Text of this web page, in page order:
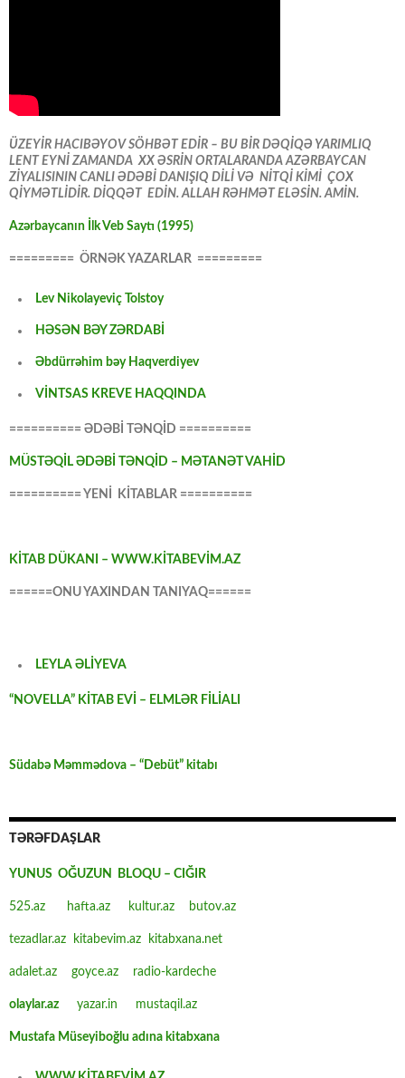
ÜZEYİR HACIBƏYOV SÖHBƏT EDİR – BU BİR DƏQİQƏ YARIMLIQ
LENT EYNİ ZAMANDA XX ƏSRİN ORTALARANDA AZƏRBAYCAN
ZİYALISININ CANLI ƏDƏBİ DANIŞIQ DİLİ VƏ NİTQİ KİMİ ÇOX
QİYMƏTLİDİR. DİQQƏT EDİN. ALLAH RƏHMƏT ELƏSİN. AMİN.
Azərbaycanın İlk Veb Saytı (1995)
========= ÖRNƏK YAZARLAR =========
Lev Nikolayeviç Tolstoy
HƏSƏN BƏY ZƏRDABİ
Əbdürrəhim bəy Haqverdiyev
VİNTSAS KREVE HAQQINDA
========== ƏDƏBİ TƏNQİD ==========
MÜSTƏQİL ƏDƏBİ TƏNQİD – MƏTANƏT VAHİD
========== YENİ KİTABLAR ==========
KİTAB DÜKANI – WWW.KİTABEVİM.AZ
======ONU YAXINDAN TANIYAQ======
LEYLA ƏLİYEVA
“NOVELLA” KİTAB EVİ – ELMLƏR FİLİALI
Südabə Məmmədova – “Debüt” kitabı
TƏRƏFDAŞLAR
YUNUS OĞUZUN BLOQU – CIĞIR
525.az hafta.az kultur.az butov.az
tezadlar.az kitabevim.az kitabxana.net
adalet.az goyce.az radio-kardeche
olaylar.az yazar.in mustaqil.az
Mustafa Müseyiboğlu adına kitabxana